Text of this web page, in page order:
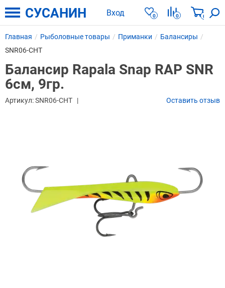
Вход 0 0 0
СУСАНИН
Главная Рыболовные товары Приманки
Балансиры
SNR06-CHT
Балансир Rapala Snap RAP SNR
6см, 9гр.
Артикул:SNR06-CHT Оставить отзыв